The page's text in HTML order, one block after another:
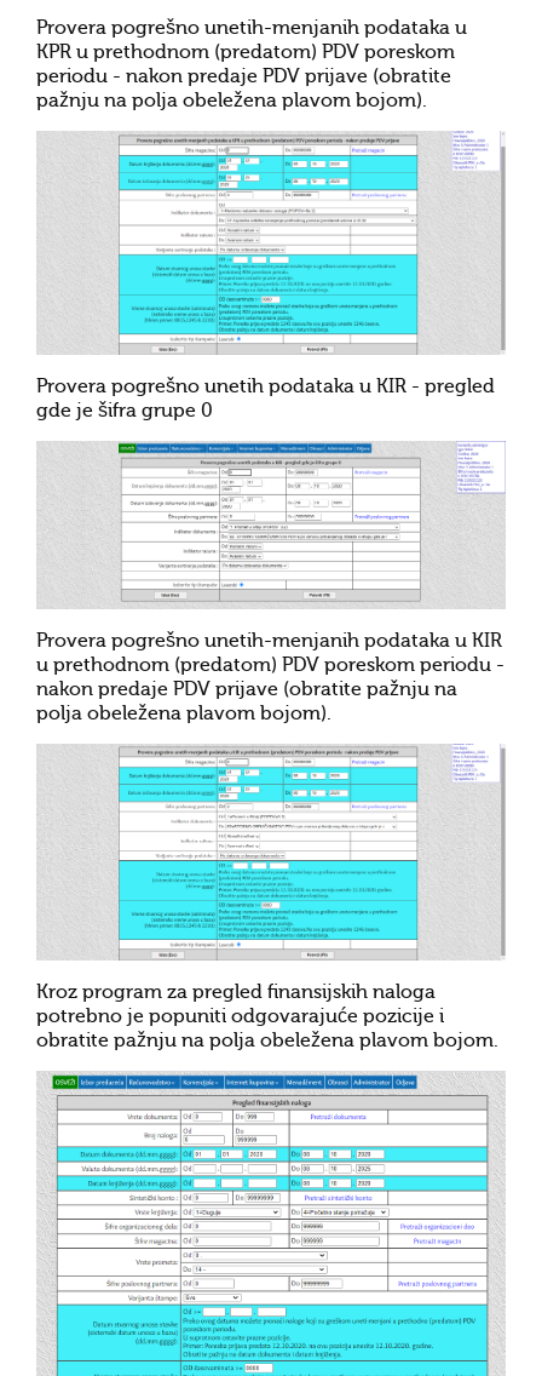
Provera pogrešno unetih-menjanih podataka u
KPR u prethodnom (predatom) PDV poreskom
periodu - nakon predaje PDV prijave (obratite
pažnju na polja obeležena plavom bojom).
Provera pogrešno unetih podataka u KIR - pregled
gde je šifra grupe 0
Provera pogrešno unetih-menjanih podataka u KIR
u prethodnom (predatom) PDV poreskom periodu -
nakon predaje PDV prijave (obratite pažnju na
polja obeležena plavom bojom).
Kroz program za pregled finansijskih naloga
potrebno je popuniti odgovarajuće pozicije i
obratite pažnju na polja obeležena plavom bojom.